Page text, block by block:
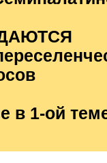
в 1-ой